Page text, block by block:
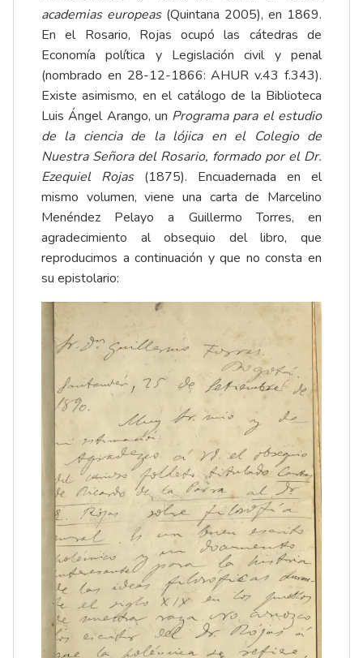
academias europeas(Quintana 2005), en 1869.
En el Rosario, Rojas ocupó las cátedras de
Economía política y Legislación civil y penal
(nombrado en 28-12-1866: AHUR v.43 f.343).
Existe asimismo, en el catálogo de la Biblioteca
Luis Ángel Arango, un Programa para el estudio
de la ciencia de la lójica en el Colegio de
Nuestra Señora del Rosario, formado por el Dr.
Ezequiel Rojas(1875). Encuadernada en el
mismo volumen, viene una carta de Marcelino
Menéndez Pelayo a Guillermo Torres, en
agradecimiento al obsequio del libro, que
reproducimos a continuación y que no consta en
su epistolario: